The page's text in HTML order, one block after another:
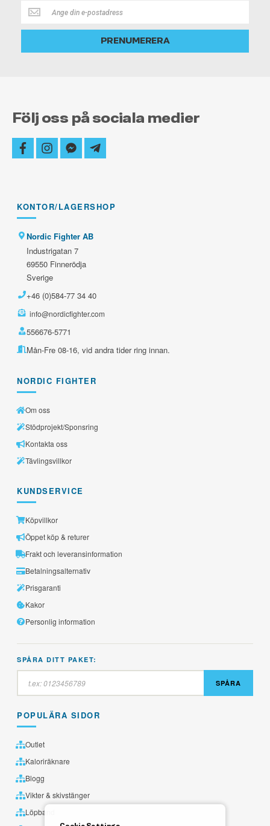
Håll
dig
alltid
PRENUMERERA
Följ oss på sociala medier
facebookinstagram
facebook-
messenger
telegram-
plane
KONTOR/LAGERSHOP
Nordic Fighter AB
Industrigatan 7
69550 Finnerödja
Sverige
+46 (0)584-77 34 40
info@nordicfighter.com
556676-5771
Mån-Fre 08-16, vid andra tider ring innan.
NORDIC FIGHTER
Om oss
Stödprojekt/Sponsring
Kontakta oss
Tävlingsvillkor
KUNDSERVICE
Köpvillkor
Öppet köp & returer
Frakt och leveransinformation
Betalningsalternativ
Prisgaranti
Kakor
Personlig information
SPÅRA DITT PAKET:
SPÅRA
POPULÄRA SIDOR
Outlet
Kaloriräknare
Blogg
Vikter & skivstänger
Löpband